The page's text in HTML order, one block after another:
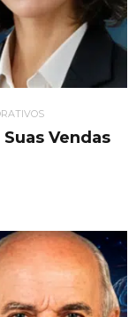
Vendas